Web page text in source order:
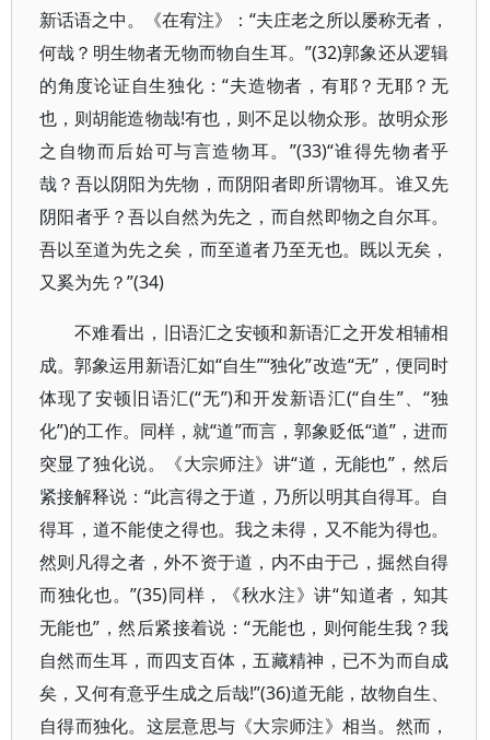
新话语之中。《在宥注》：“夫庄老之所以屡称无者，
何哉？明生物者无物而物自生耳。”(32)郭象还从逻辑
的角度论证自生独化：“夫造物者，有耶？无耶？无
也，则胡能造物哉!有也，则不足以物众形。故明众形
之自物而后始可与言造物耳。”(33)“谁得先物者乎
哉？吾以阴阳为先物，而阴阳者即所谓物耳。谁又先
阴阳者乎？吾以自然为先之，而自然即物之自尔耳。
吾以至道为先之矣，而至道者乃至无也。既以无矣，
又奚为先？”(34)
不难看出，旧语汇之安顿和新语汇之开发相辅相
成。郭象运用新语汇如“自生”“独化”改造“无”，便同时
体现了安顿旧语汇(“无”)和开发新语汇(“自生”、“独
化”)的工作。同样，就“道”而言，郭象贬低“道”，进而
突显了独化说。《大宗师注》讲“道，无能也”，然后
紧接解释说：“此言得之于道，乃所以明其自得耳。自
得耳，道不能使之得也。我之未得，又不能为得也。
然则凡得之者，外不资于道，内不由于己，掘然自得
而独化也。”(35)同样，《秋水注》讲“知道者，知其
无能也”，然后紧接着说：“无能也，则何能生我？我
自然而生耳，而四支百体，五藏精神，已不为而自成
矣，又何有意乎生成之后哉!”(36)道无能，故物自生、
自得而独化。这层意思与《大宗师注》相当。然而，